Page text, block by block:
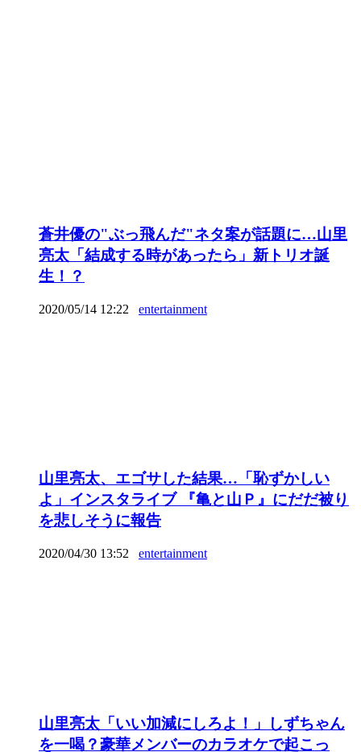
蒼井優の"ぶっ飛んだ"ネタ案が話題に…山里
亮太「結成する時があったら」新トリオ誕
生！？
2020/05/14 12:22 entertainment
山里亮太、エゴサした結果…「恥ずかしい
よ」インスタライブ 『亀と山Ｐ』にだだ被り
を悲しそうに報告
2020/04/30 13:52 entertainment
山里亮太「いい加減にしろよ！」しずちゃん
を一喝？豪華メンバーのカラオケで起こっ